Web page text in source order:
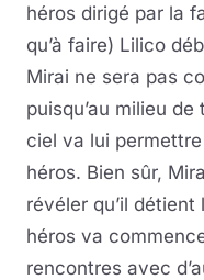
héros dirigé par la
qu’à faire) Lilico
Mirai ne sera pas
puisqu’au milieu
ciel va lui
héros. Bien sûr,
révéler qu’il
héros va
rencontres avec